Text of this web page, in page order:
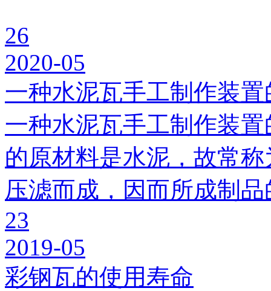
26
2020-05
一种水泥瓦手工制作装
一种水泥瓦手工制作装
的原材料是水泥，故常
压滤而成，因而所成制
23
2019-05
彩钢瓦的使用寿命